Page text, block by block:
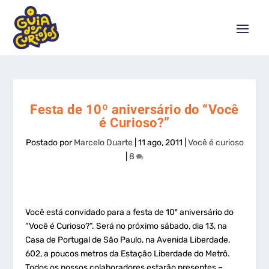
Festa de 10º aniversário do “Você
é Curioso?”
Postado porMarcelo Duarte| 11 ago, 2011 Você é curioso
8
Você está convidado para a festa de 10º aniversário do
“Você é Curioso?”. Será no próximo sábado, dia 13, na
Casa de Portugal de São Paulo, na Avenida Liberdade,
602, a poucos metros da Estação Liberdade do Metrô.